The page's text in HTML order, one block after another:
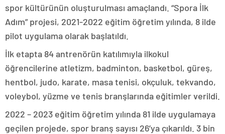
spor kültürünün oluşturulması amaçlandı. “Spora İlk
Adım” projesi, 2021-2022 eğitim öğretim yılında, 8 ilde
pilot uygulama olarak başlatıldı.
İlk etapta 84 antrenörün katılımıyla ilkokul
öğrencilerine atletizm, badminton, basketbol, güreş,
hentbol, judo, karate, masa tenisi, okçuluk, tekvando,
voleybol, yüzme ve tenis branşlarında eğitimler verildi.
2022 – 2023 eğitim öğretim yılında 81 ilde uygulamaya
geçilen projede, spor branş sayısı 26’ya çıkarıldı. 3 bin